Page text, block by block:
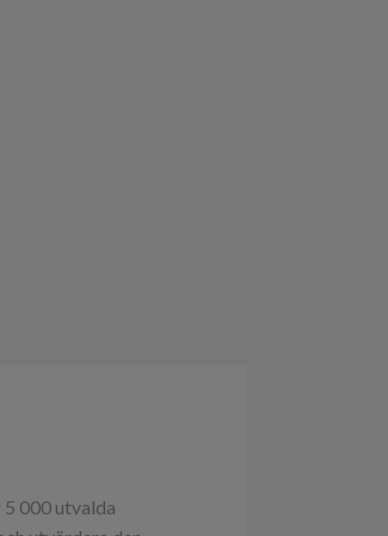
000 utvalda